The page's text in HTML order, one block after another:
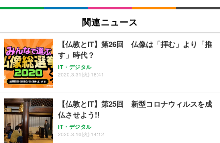
SIHOO B100 オフィスチェア／デスクチェア メッシ
ュチェア 人間工学 疲れない ブラック
￥27,999
Sezlife オフィスチェア デスクチェア 疲れない テレ
ワーク チェア 強化バックレスト 30度ロッキング機
能 人間工学 椅子 腰サポート 90度跳ね上げ式アーム
ョン PCチェア 通気性メッシュ ゲーミング/勉強/事
務用 おしゃれ パソコンチェア (ブラック)
Sezlife オフィスチェア デスクチェア 疲れない テレ
ワーク チェア 強化バックレスト 30度ロッキング機
能 人間工学 椅子 腰サポート 90度跳ね上げ式アーム
EIZO ビジネス向けプレミアムモニター | FlexScan
【純正品】27"ゲーミングモニター DualSense 充電
フック付き（CFI-ZDM1J）
【整備済み品】Dell E2724HS 27インチ 液晶モニタ
ー フルHD（1920×1080）VA 非光沢 HDMI/DisplayP
ort/VGA スピーカー内蔵 高さ調整 スイベル VESA対
Amazonベーシック ペットシーツ 厚型 ワイド 42枚
x2袋(84枚) ホワイト(吸収面:ライトブルー)
￥3,234
ネオ・ルーライフ ネオ・オムツ L 中型犬用 26枚入
り 単品
Smart Basic(スマートベーシック) 【Amazon.co.jp
限定】 Smart Basic アイリスオーヤマ ペットシーツ
超厚型 お徳用 ワイド 100枚入 (x 1) (ケース販売)
関連ニュース
【仏教とIT】第26回 仏像は「拝む」より「推
す」時代？
IT・デジタル
2020.3.31(火) 18:41
【仏教とIT】第25回 新型コロナウィルスを成
仏させよう!!
IT・デジタル
2020.3.10(火) 14:12